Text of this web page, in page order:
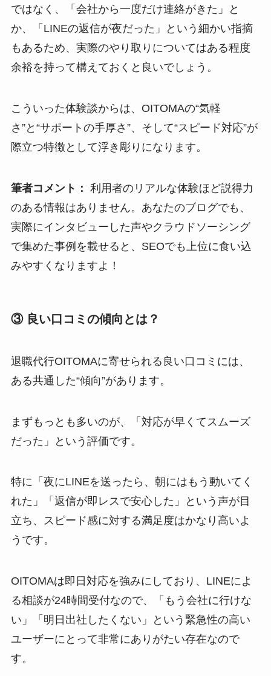
ではなく、「会社から一度だけ連絡がきた」と
か、「LINEの返信が夜だった」という細かい指摘
もあるため、実際のやり取りについてはある程度
余裕を持って構えておくと良いでしょう。
こういった体験談からは、OITOMAの“気軽
さ”と“サポートの手厚さ”、そして“スピード対応”が
際立つ特徴として浮き彫りになります。
筆者コメント： 利用者のリアルな体験ほど説得力
のある情報はありません。あなたのブログでも、
実際にインタビューした声やクラウドソーシング
で集めた事例を載せると、SEOでも上位に食い込
みやすくなりますよ！
③ 良い口コミの傾向とは？
退職代行OITOMAに寄せられる良い口コミには、
ある共通した“傾向”があります。
まずもっとも多いのが、「対応が早くてスムーズ
だった」という評価です。
特に「夜にLINEを送ったら、朝にはもう動いてく
れた」「返信が即レスで安心した」という声が目
立ち、スピード感に対する満足度はかなり高いよ
うです。
OITOMAは即日対応を強みにしており、LINEによ
る相談が24時間受付なので、「もう会社に行けな
い」「明日出社したくない」という緊急性の高い
ユーザーにとって非常にありがたい存在なので
す。